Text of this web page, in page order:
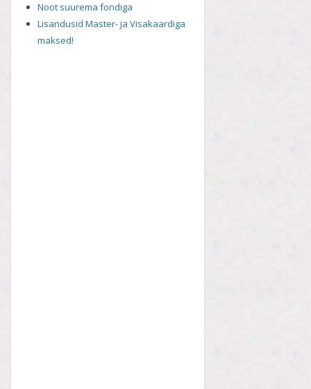
Noot suurema fondiga
Lisandusid Master- ja Visakaardiga
maksed!